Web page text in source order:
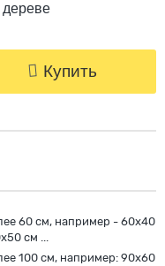
дереве
Купить
60 см, например - 60х40
см ...
100 см, например: 90х60